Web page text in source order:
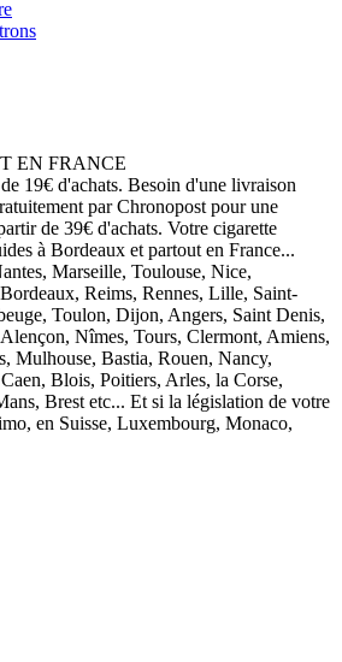
EN FRANCE
19€ d'achats. Besoin d'une livraison
par Chronopost pour une
de 39€ d'achats. Votre cigarette
à Bordeaux et partout en France...
Marseille, Toulouse, Nice,
Reims, Rennes, Lille, Saint-
Toulon, Dijon, Angers, Saint Denis,
Nîmes, Tours, Clermont, Amiens,
Mulhouse, Bastia, Rouen, Nancy,
Blois, Poitiers, Arles, la Corse,
Brest etc... Et si la législation de votre
en Suisse, Luxembourg, Monaco,